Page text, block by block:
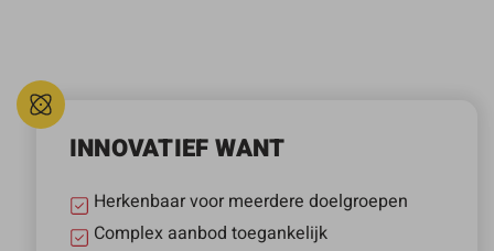
INNOVATIEF WANT
Herkenbaar voor meerdere doelgroepen
Complex aanbod toegankelijk